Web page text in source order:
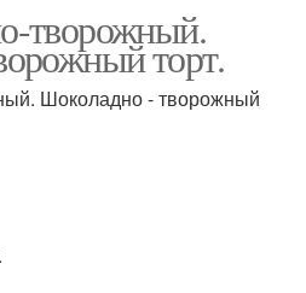
творожный.
торт.
Шоколадно - творожный